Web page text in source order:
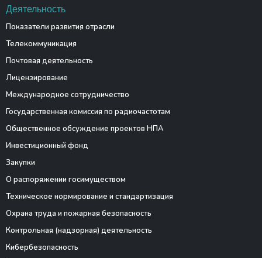
Деятельность
Показатели развития отрасли
Телекоммуникация
Почтовая деятельность
Лицензирование
Международное сотрудничество
Государственная комиссия по радиочастотам
Общественное обсуждение проектов НПА
Инвестиционный фонд
Закупки
О распоряжении госимуществом
Техническое нормирование и стандартизация
Охрана труда и пожарная безопасность
Контрольная (надзорная) деятельность
Кибербезопасность